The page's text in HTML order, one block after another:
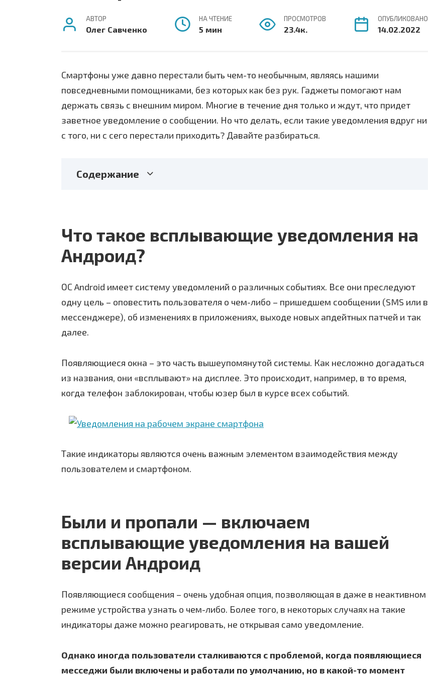
АВТОР
Олег Савченко
НА ЧТЕНИЕ
5 мин
ПРОСМОТРОВ
23.4к.
ОПУБЛИКОВАНО
14.02.2022
Смартфоны уже давно перестали быть чем-то необычным, являясь нашими
повседневными помощниками, без которых как без рук. Гаджеты помогают нам
держать связь с внешним миром. Многие в течение дня только и ждут, что придет
заветное уведомление о сообщении. Но что делать, если такие уведомления вдруг ни
с того, ни с сего перестали приходить? Давайте разбираться.
Содержание
Что такое всплывающие уведомления на
Андроид?
ОС Android имеет систему уведомлений о различных событиях. Все они преследуют
одну цель – оповестить пользователя о чем-либо – пришедшем сообщении (SMS или в
мессенджере), об изменениях в приложениях, выходе новых апдейтных патчей и так
далее.
Появляющиеся окна – это часть вышеупомянутой системы. Как несложно догадаться
из названия, они «всплывают» на дисплее. Это происходит, например, в то время,
когда телефон заблокирован, чтобы юзер был в курсе всех событий.
Такие индикаторы являются очень важным элементом взаимодействия между
пользователем и смартфоном.
Были и пропали — включаем
всплывающие уведомления на вашей
версии Андроид
Появляющиеся сообщения – очень удобная опция, позволяющая в даже в неактивном
режиме устройства узнать о чем-либо. Более того, в некоторых случаях на такие
индикаторы даже можно реагировать, не открывая само уведомление.
Однако иногда пользователи сталкиваются с проблемой, когда появляющиеся
месседжи были включены и работали по умолчанию, но в какой-то момент